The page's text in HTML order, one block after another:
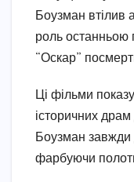
Боузман втілив
роль останньою
“Оскар”
Ці фільми
історичних драм
Боузман завжди
фарбуючи